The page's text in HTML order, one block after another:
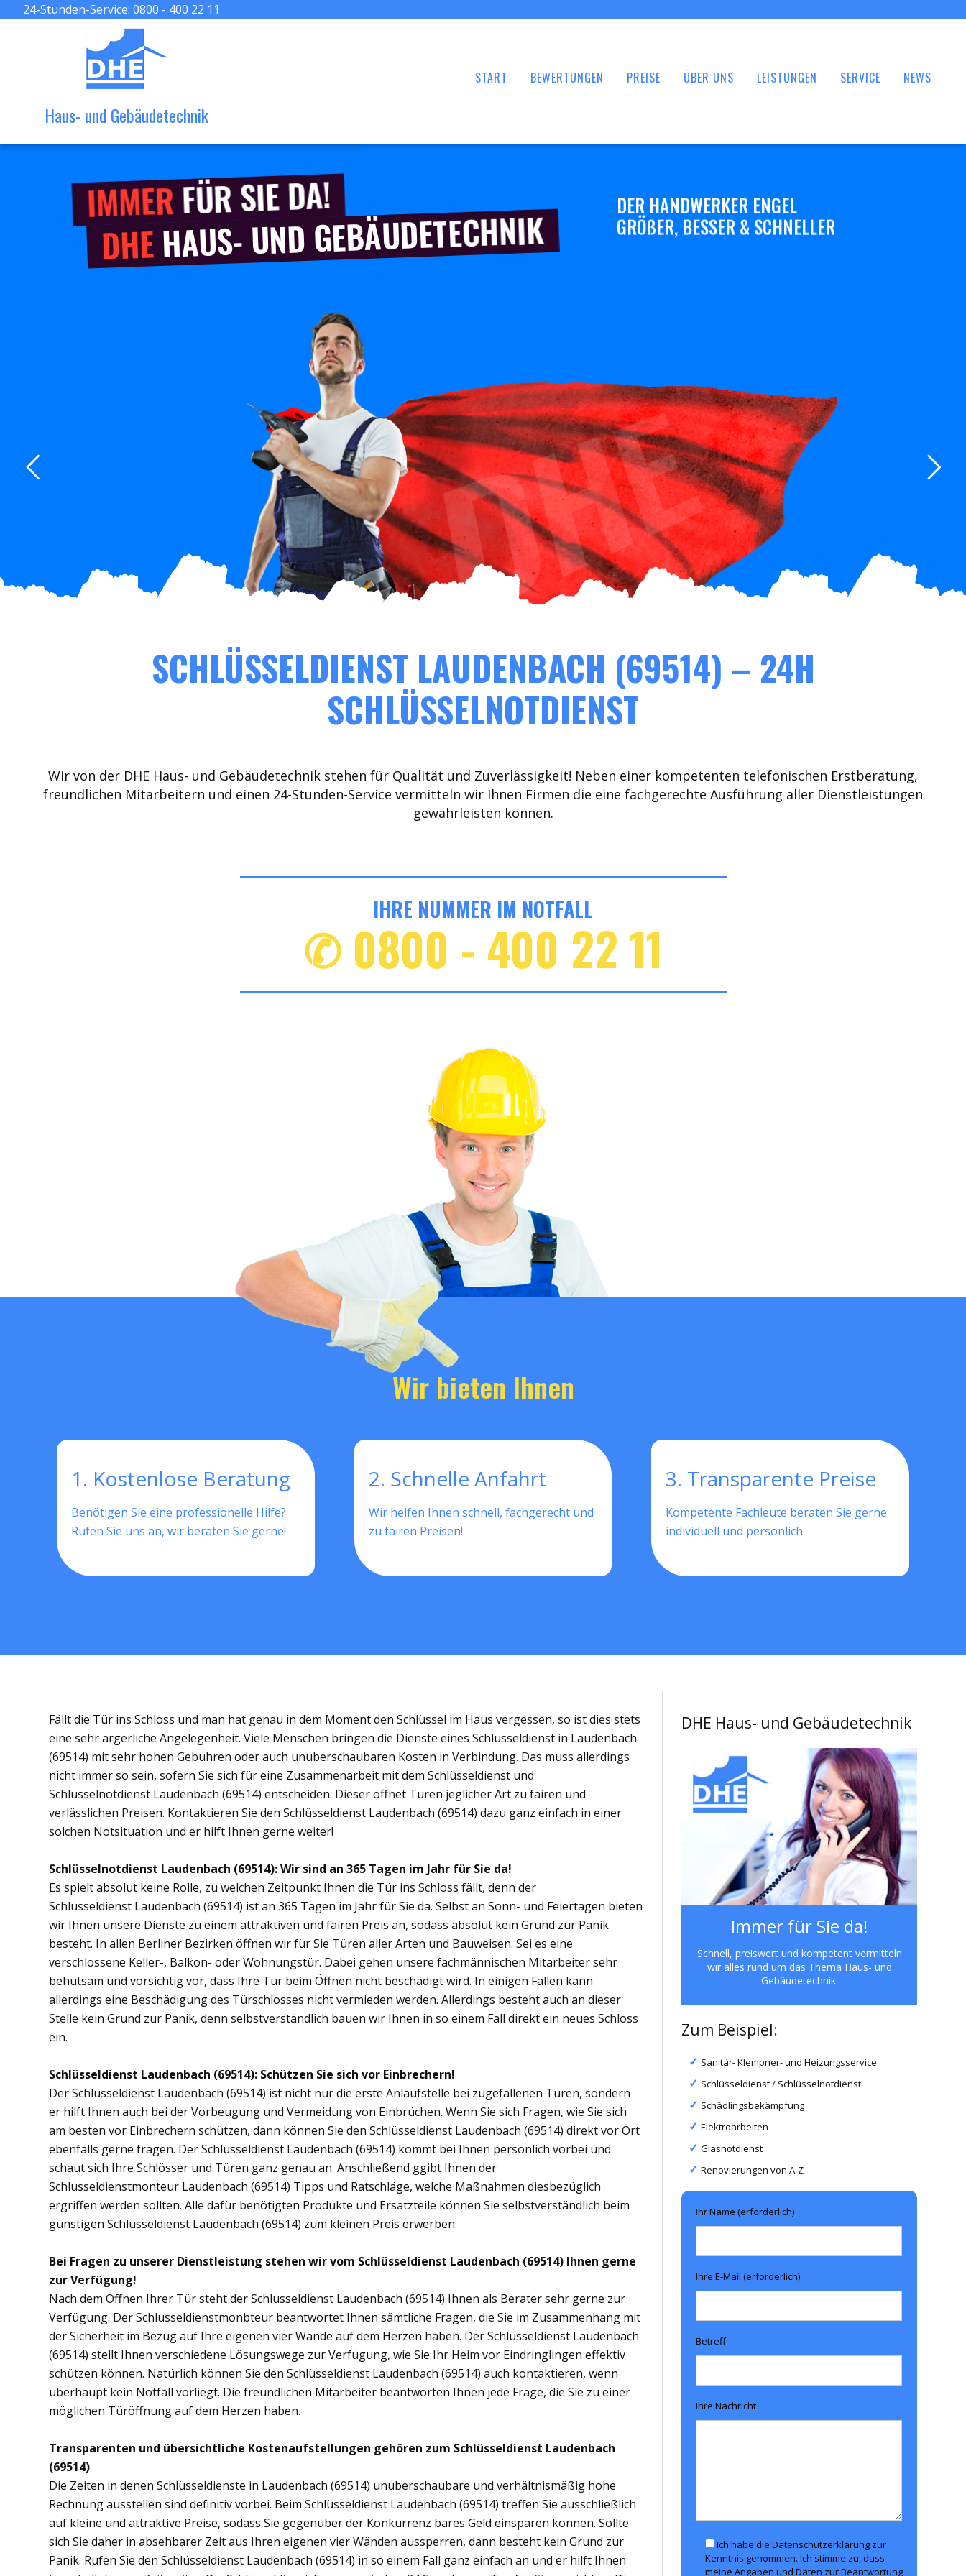
24-Stunden-Service: 0800 - 400 22 11
Haus- und Gebäudetechnik
START BEWERTUNGEN PREISE ÜBER UNS LEISTUNGEN SERVICE NEWS
IMMERFÜR SIE DA!
DHEHAUS- UND GEBÄUDETECHNIK
DER HANDWERKER ENGEL
GRÖßER, BESSER & SCHNELLER
SCHLÜSSELDIENST LAUDENBACH (69514) – 24H
SCHLÜSSELNOTDIENST
Wir von der DHE Haus- und Gebäudetechnik stehen für Qualität und Zuverlässigkeit! Neben einer kompetenten telefonischen Erstberatung,
freundlichen Mitarbeitern und einen 24-Stunden-Service vermitteln wir Ihnen Firmen die eine fachgerechte Ausführung aller Dienstleistungen
gewährleisten können.
IHRE NUMMER IM NOTFALL
✆ 0800 - 400 22 11
Wir bieten Ihnen
1. Kostenlose Beratung
Benötigen Sie eine professionelle Hilfe?
Rufen Sie uns an, wir beraten Sie gerne!
2. Schnelle Anfahrt
Wir helfen Ihnen schnell, fachgerecht und
zu fairen Preisen!
3. Transparente Preise
Kompetente Fachleute beraten Sie gerne
individuell und persönlich.
DHE Haus- und Gebäudetechnik
Immer für Sie da!
Schnell, preiswert und kompetent vermitteln
wir alles rund um das Thema Haus- und
Gebäudetechnik.
Zum Beispiel:
Sanitär- Klempner- und Heizungsservice
Schlüsseldienst / Schlüsselnotdienst
Schädlingsbekämpfung
Elektroarbeiten
Glasnotdienst
Renovierungen von A-Z
Ihr Name (erforderlich)
Ihre E-Mail (erforderlich)
Betreff
Ihre Nachricht
Ich habe die Datenschutzerklärung zur
Kenntnis genommen. Ich stimme zu, dass
meine Angaben und Daten zur Beantwortung
Fällt die Tür ins Schloss und man hat genau in dem Moment den Schlüssel im Haus vergessen, so ist dies stets
eine sehr ärgerliche Angelegenheit. Viele Menschen bringen die Dienste eines Schlüsseldienst in Laudenbach
(69514) mit sehr hohen Gebühren oder auch unüberschaubaren Kosten in Verbindung. Das muss allerdings
nicht immer so sein, sofern Sie sich für eine Zusammenarbeit mit dem Schlüsseldienst und
Schlüsselnotdienst Laudenbach (69514) entscheiden. Dieser öffnet Türen jeglicher Art zu fairen und
verlässlichen Preisen. Kontaktieren Sie den Schlüsseldienst Laudenbach (69514) dazu ganz einfach in einer
solchen Notsituation und er hilft Ihnen gerne weiter!
Schlüsselnotdienst Laudenbach (69514): Wir sind an 365 Tagen im Jahr für Sie da!
Es spielt absolut keine Rolle, zu welchen Zeitpunkt Ihnen die Tür ins Schloss fällt, denn der
Schlüsseldienst Laudenbach (69514) ist an 365 Tagen im Jahr für Sie da. Selbst an Sonn- und Feiertagen bieten
wir Ihnen unsere Dienste zu einem attraktiven und fairen Preis an, sodass absolut kein Grund zur Panik
besteht. In allen Berliner Bezirken öffnen wir für Sie Türen aller Arten und Bauweisen. Sei es eine
verschlossene Keller-, Balkon- oder Wohnungstür. Dabei gehen unsere fachmännischen Mitarbeiter sehr
behutsam und vorsichtig vor, dass Ihre Tür beim Öffnen nicht beschädigt wird. In einigen Fällen kann
allerdings eine Beschädigung des Türschlosses nicht vermieden werden. Allerdings besteht auch an dieser
Stelle kein Grund zur Panik, denn selbstverständlich bauen wir Ihnen in so einem Fall direkt ein neues Schloss
ein.
Schlüsseldienst Laudenbach (69514): Schützen Sie sich vor Einbrechern!
Der Schlüsseldienst Laudenbach (69514) ist nicht nur die erste Anlaufstelle bei zugefallenen Türen, sondern
er hilft Ihnen auch bei der Vorbeugung und Vermeidung von Einbrüchen. Wenn Sie sich Fragen, wie Sie sich
am besten vor Einbrechern schützen, dann können Sie den Schlüsseldienst Laudenbach (69514) direkt vor Ort
ebenfalls gerne fragen. Der Schlüsseldienst Laudenbach (69514) kommt bei Ihnen persönlich vorbei und
schaut sich Ihre Schlösser und Türen ganz genau an. Anschließend ggibt Ihnen der
Schlüsseldienstmonteur Laudenbach (69514) Tipps und Ratschläge, welche Maßnahmen diesbezüglich
ergriffen werden sollten. Alle dafür benötigten Produkte und Ersatzteile können Sie selbstverständlich beim
günstigen Schlüsseldienst Laudenbach (69514) zum kleinen Preis erwerben.
Bei Fragen zu unserer Dienstleistung stehen wir vom Schlüsseldienst Laudenbach (69514) Ihnen gerne
zur Verfügung!
Nach dem Öffnen Ihrer Tür steht der Schlüsseldienst Laudenbach (69514) Ihnen als Berater sehr gerne zur
Verfügung. Der Schlüsseldienstmonbteur beantwortet Ihnen sämtliche Fragen, die Sie im Zusammenhang mit
der Sicherheit im Bezug auf Ihre eigenen vier Wände auf dem Herzen haben. Der Schlüsseldienst Laudenbach
(69514) stellt Ihnen verschiedene Lösungswege zur Verfügung, wie Sie Ihr Heim vor Eindringlingen effektiv
schützen können. Natürlich können Sie den Schlüsseldienst Laudenbach (69514) auch kontaktieren, wenn
überhaupt kein Notfall vorliegt. Die freundlichen Mitarbeiter beantworten Ihnen jede Frage, die Sie zu einer
möglichen Türöffnung auf dem Herzen haben.
Transparenten und übersichtliche Kostenaufstellungen gehören zum Schlüsseldienst Laudenbach
(69514)
Die Zeiten in denen Schlüsseldienste in Laudenbach (69514) unüberschaubare und verhältnismäßig hohe
Rechnung ausstellen sind definitiv vorbei. Beim Schlüsseldienst Laudenbach (69514) treffen Sie ausschließlich
auf kleine und attraktive Preise, sodass Sie gegenüber der Konkurrenz bares Geld einsparen können. Sollte
sich Sie daher in absehbarer Zeit aus Ihren eigenen vier Wänden aussperren, dann besteht kein Grund zur
Panik. Rufen Sie den Schlüsseldienst Laudenbach (69514) in so einem Fall ganz einfach an und er hilft Ihnen